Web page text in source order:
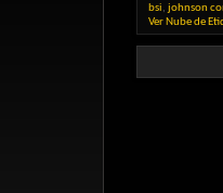
bsi, johnson
Ver Nube de